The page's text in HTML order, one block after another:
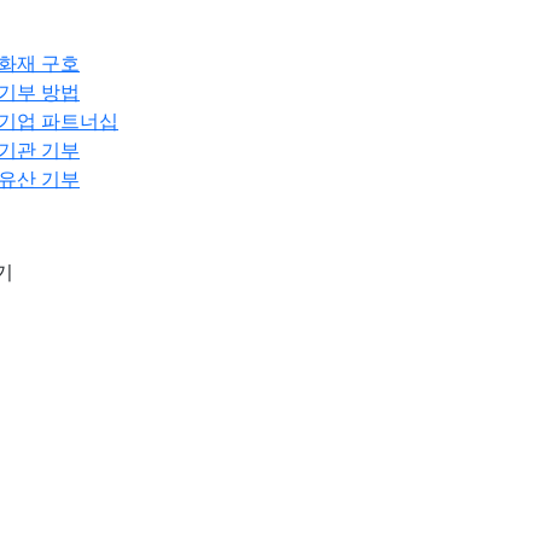
화재 구호
기부 방법
기업 파트너십
기관 기부
유산 기부